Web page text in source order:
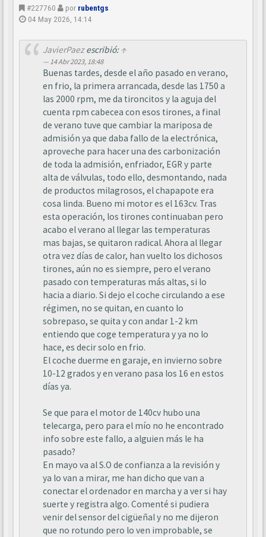
#227760 por rubentgs
04 May 2026, 14:14
JavierPaezescribió: ↑
14 Abr 2023, 18:48
Buenas tardes, desde el año pasado en verano,
en frio, la primera arrancada, desde las 1750 a
las 2000 rpm, me da tironcitos y la aguja del
cuenta rpm cabecea con esos tirones, a final
de verano tuve que cambiar la mariposa de
admisión ya que daba fallo de la electrónica,
aproveche para hacer una des carbonización
de toda la admisión, enfriador, EGR y parte
alta de válvulas, todo ello, desmontando, nada
de productos milagrosos, el chapapote era
cosa linda. Bueno mi motor es el 163cv. Tras
esta operación, los tirones continuaban pero
acabo el verano al llegar las temperaturas
mas bajas, se quitaron radical. Ahora al llegar
otra vez días de calor, han vuelto los dichosos
tirones, aún no es siempre, pero el verano
pasado con temperaturas más altas, si lo
hacia a diario. Si dejo el coche circulando a ese
régimen, no se quitan, en cuanto lo
sobrepaso, se quita y con andar 1-2 km
entiendo que coge temperatura y ya no lo
hace, es decir solo en frio.
El coche duerme en garaje, en invierno sobre
10-12 grados y en verano pasa los 16 en estos
días ya.
Se que para el motor de 140cv hubo una
telecarga, pero para el mío no he encontrado
info sobre este fallo, a alguien más le ha
pasado?
En mayo va al S.O de confianza a la revisión y
ya lo van a mirar, me han dicho que van a
conectar el ordenador en marcha y a ver si hay
suerte y registra algo. Comenté si pudiera
venir del sensor del cigüeñal y no me dijeron
que no rotundo pero lo ven improbable, se